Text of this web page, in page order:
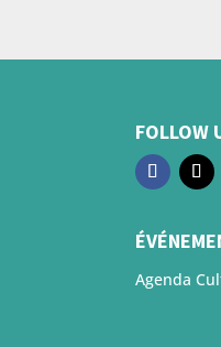
FOLLOW
Agenda